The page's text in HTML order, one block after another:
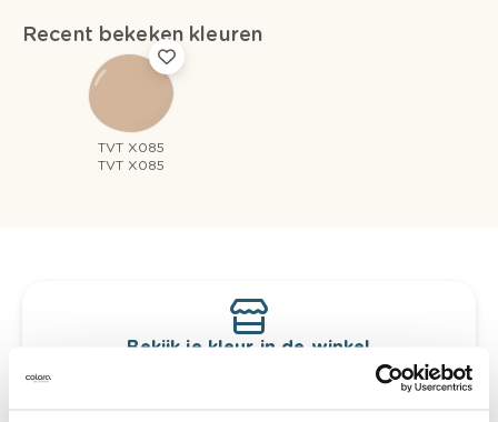
Recent bekeken kleuren
TVT X085
TVT X085
Bekijk je kleur in de winkel
Ontdek er kleurechte stalen van je